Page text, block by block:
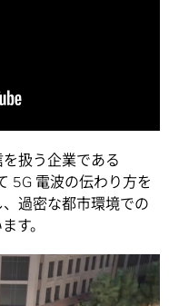
扱う企業である
5G 電波の伝わり方を
過密な都市環境での
す。